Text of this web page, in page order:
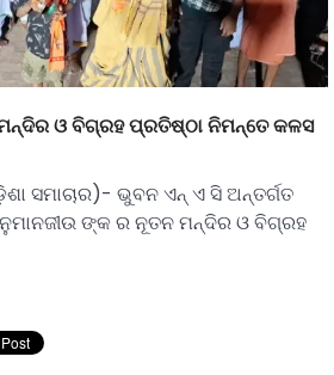
ଓ ବିଗ୍ରହ ପ୍ରତିଷ୍ଠା ନିମନ୍ତେ କଳସ
ସମାଚାର)- ଭୁବନ ଏନ୍ ଏ ସି ଅନ୍ତର୍ଗତ
ଙ୍କ ର ନୂତନ ମନ୍ଦିର ଓ ବିଗ୍ରହ